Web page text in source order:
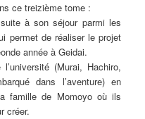
ce treizième tome :
à son séjour parmi les
permet de réaliser le projet
année à Geidai.
(Murai, Hachiro,
dans l’aventure) en
famille de Momoyo où ils
créer.